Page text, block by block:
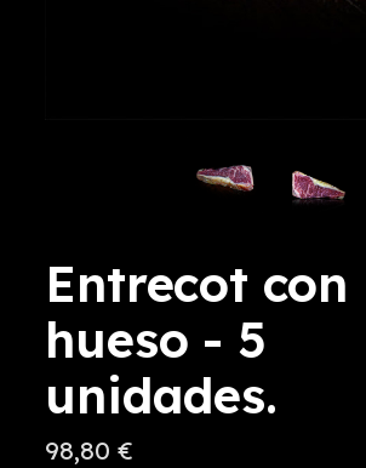
Entrecot con
hueso - 5
unidades.
98,80 €